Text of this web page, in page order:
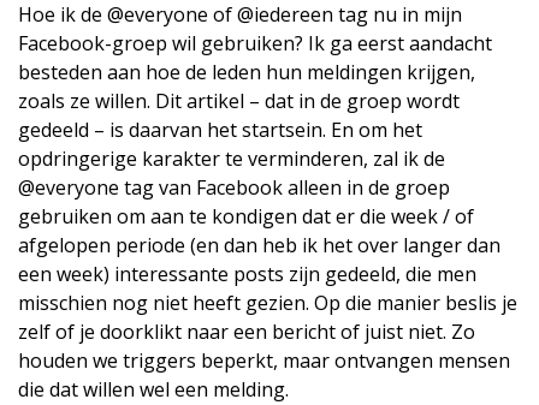
Hoe ik de @everyone of @iedereen tag nu in mijn
Facebook-groep wil gebruiken? Ik ga eerst aandacht
besteden aan hoe de leden hun meldingen krijgen,
zoals ze willen. Dit artikel – dat in de groep wordt
gedeeld – is daarvan het startsein. En om het
opdringerige karakter te verminderen, zal ik de
@everyone tag van Facebook alleen in de groep
gebruiken om aan te kondigen dat er die week / of
afgelopen periode (en dan heb ik het over langer dan
een week) interessante posts zijn gedeeld, die men
misschien nog niet heeft gezien. Op die manier beslis je
zelf of je doorklikt naar een bericht of juist niet. Zo
houden we triggers beperkt, maar ontvangen mensen
die dat willen wel een melding.